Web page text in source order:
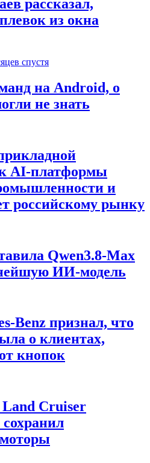
рассказал,
из окна
спустя
на Android, о
не знать
AI-платформы
и
российскому рынку
Qwen3.8-Max
ИИ-модель
Benz признал, что
о клиентах,
кнопок
Cruiser